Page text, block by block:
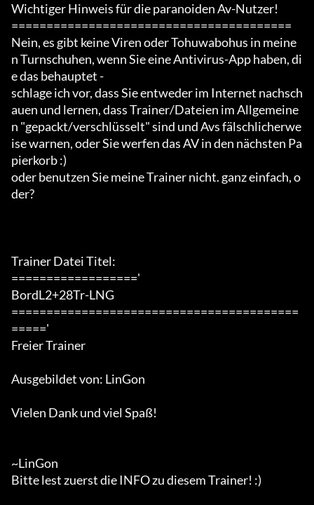
Wichtiger Hinweis für die paranoiden Av-Nutzer!
========================================
Nein, es gibt keine Viren oder Tohuwabohus in meine
n Turnschuhen, wenn Sie eine Antivirus-App haben, di
e das behauptet -
schlage ich vor, dass Sie entweder im Internet nachsch
auen und lernen, dass Trainer/Dateien im Allgemeine
n "gepackt/verschlüsselt" sind und Avs fälschlicherwe
ise warnen, oder Sie werfen das AV in den nächsten Pa
pierkorb :)
oder benutzen Sie meine Trainer nicht. ganz einfach, o
der?
Trainer Datei Titel:
=================='
BordL2+28Tr-LNG
=========================================
====='
Freier Trainer
Ausgebildet von: LinGon
Vielen Dank und viel Spaß!
~LinGon
Bitte lest zuerst die INFO zu diesem Trainer! :)